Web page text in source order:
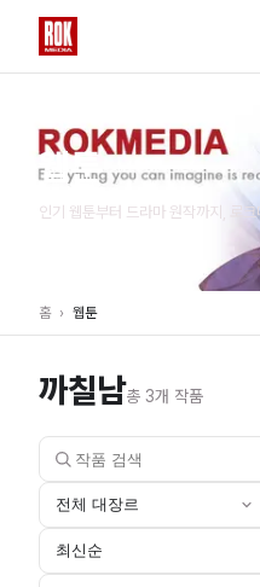
웹툰
인기 웹툰부터 드라마 원작까지, 로
홈 › 웹툰
까칠남총 3개 작품
전체 대장르
최신순